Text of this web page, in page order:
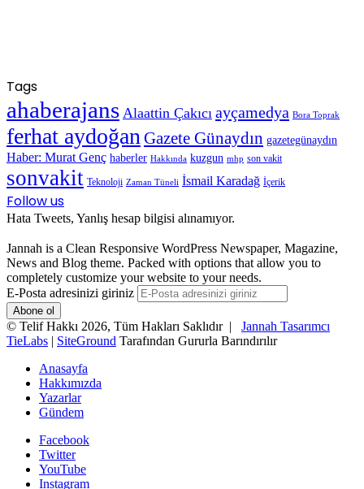
Tags
ahaberajans Alaattin Çakıcı ayçamedya Bora Toprak
ferhat aydoğan Gazete Günaydın gazetegünaydın
Haber: Murat Genç haberler Hakkında kuzgun mhp son vakit
sonvakit Teknoloji Zaman Tüneli İsmail Karadağ İçerik
Follow us
Hata Tweets, Yanlış hesap bilgisi alınamıyor.
Jannah is a Clean Responsive WordPress Newspaper, Magazine,
News and Blog theme. Packed with options that allow you to
completely customize your website to your needs.
E-Posta adresinizi giriniz
© Telif Hakkı 2026, Tüm Hakları Saklıdır | Jannah Tasarımcı
TieLabs | SiteGround Tarafından Gururla Barındırılır
Anasayfa
Hakkımızda
Yazarlar
Gündem
Facebook
Twitter
YouTube
Instagram